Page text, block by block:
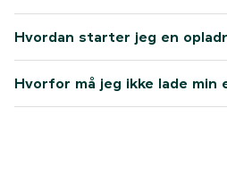
Hvordan starter jeg en
Hvorfor må jeg ikke lade min